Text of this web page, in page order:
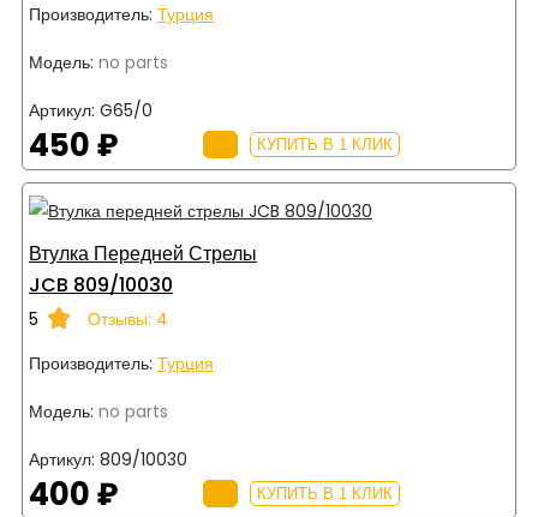
Производитель: Турция
Модель: no parts
Артикул: G65/0
450 ₽ КУПИТЬ В 1 КЛИК
Втулка Передней Стрелы
JCB 809/10030
5
Отзывы: 4
Производитель: Турция
Модель: no parts
Артикул: 809/10030
400 ₽ КУПИТЬ В 1 КЛИК